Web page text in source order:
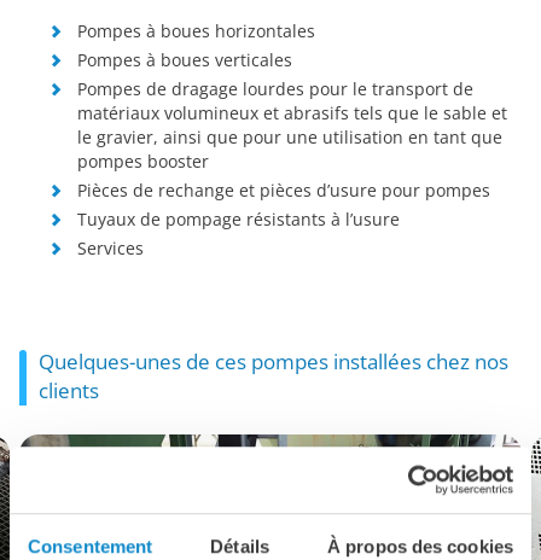
Consentement Détails À propos des cookies
Pompes à boues horizontales
Pompes à boues verticales
Pompes de dragage lourdes pour le transport de
matériaux volumineux et abrasifs tels que le sable et
le gravier, ainsi que pour une utilisation en tant que
pompes booster
Pièces de rechange et pièces d’usure pour pompes
Tuyaux de pompage résistants à l’usure
Services
Quelques-unes de ces pompes installées chez nos
clients